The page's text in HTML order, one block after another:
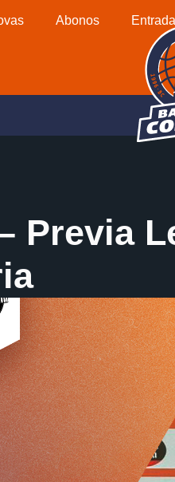
Abonos
Previa